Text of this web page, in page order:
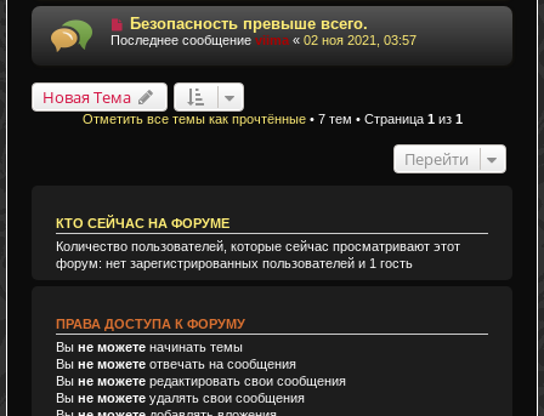
Безопасность превыше всего.
Последнее сообщение viima « 02 ноя 2021, 03:57
Новая Тема
Отметить все темы как прочтённые• 7 тем • Страница 1из 1
Перейти
КТО СЕЙЧАС НА ФОРУМЕ
Количество пользователей, которые сейчас просматривают этот
форум: нет зарегистрированных пользователей и 1 гость
ПРАВА ДОСТУПА К ФОРУМУ
Вы не можете начинать темы
Вы не можете отвечать на сообщения
Вы не можете редактировать свои сообщения
Вы не можете удалять свои сообщения